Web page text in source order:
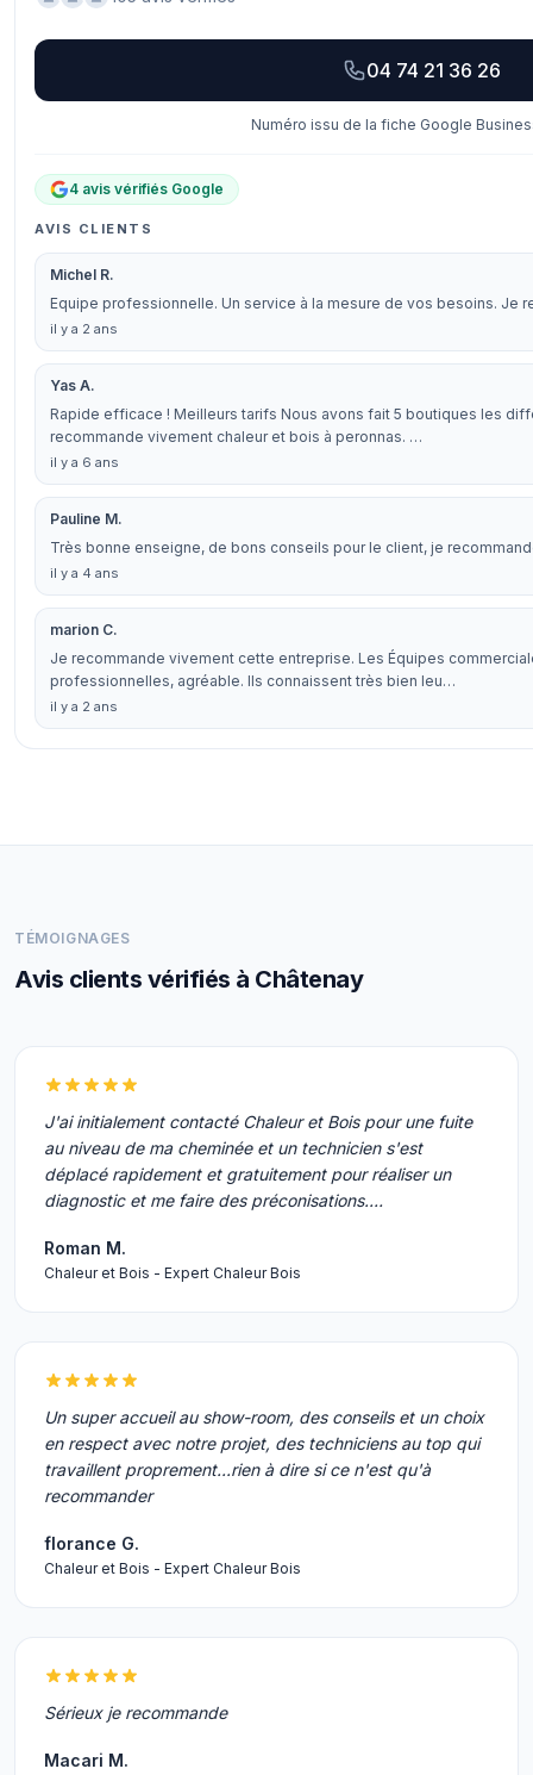
04 74 21 36 26
Numéro issu de la fiche Google
4 avis vérifiés Google
AVIS CLIENTS
Michel R.
Equipe professionnelle. Un service à la mesure de vos besoins. Je
il y a 2 ans
Yas A.
Rapide efficace ! Meilleurs tarifs Nous avons fait 5 boutiques les
recommande vivement chaleur et bois à peronnas. …
il y a 6 ans
Pauline M.
Très bonne enseigne, de bons conseils pour le client, je
il y a 4 ans
marion C.
Je recommande vivement cette entreprise. Les Équipes
professionnelles, agréable. Ils connaissent très bien leu…
il y a 2 ans
TÉMOIGNAGES
Avis clients vérifiés à Châtenay
J'ai initialement contacté Chaleur et Bois pour une fuite
au niveau de ma cheminée et un technicien s'est
déplacé rapidement et gratuitement pour réaliser un
diagnostic et me faire des préconisations.…
Roman M.
Chaleur et Bois - Expert Chaleur Bois
Un super accueil au show-room, des conseils et un choix
en respect avec notre projet, des techniciens au top qui
travaillent proprement...rien à dire si ce n'est qu'à
recommander
florance G.
Chaleur et Bois - Expert Chaleur Bois
Sérieux je recommande
Macari M.